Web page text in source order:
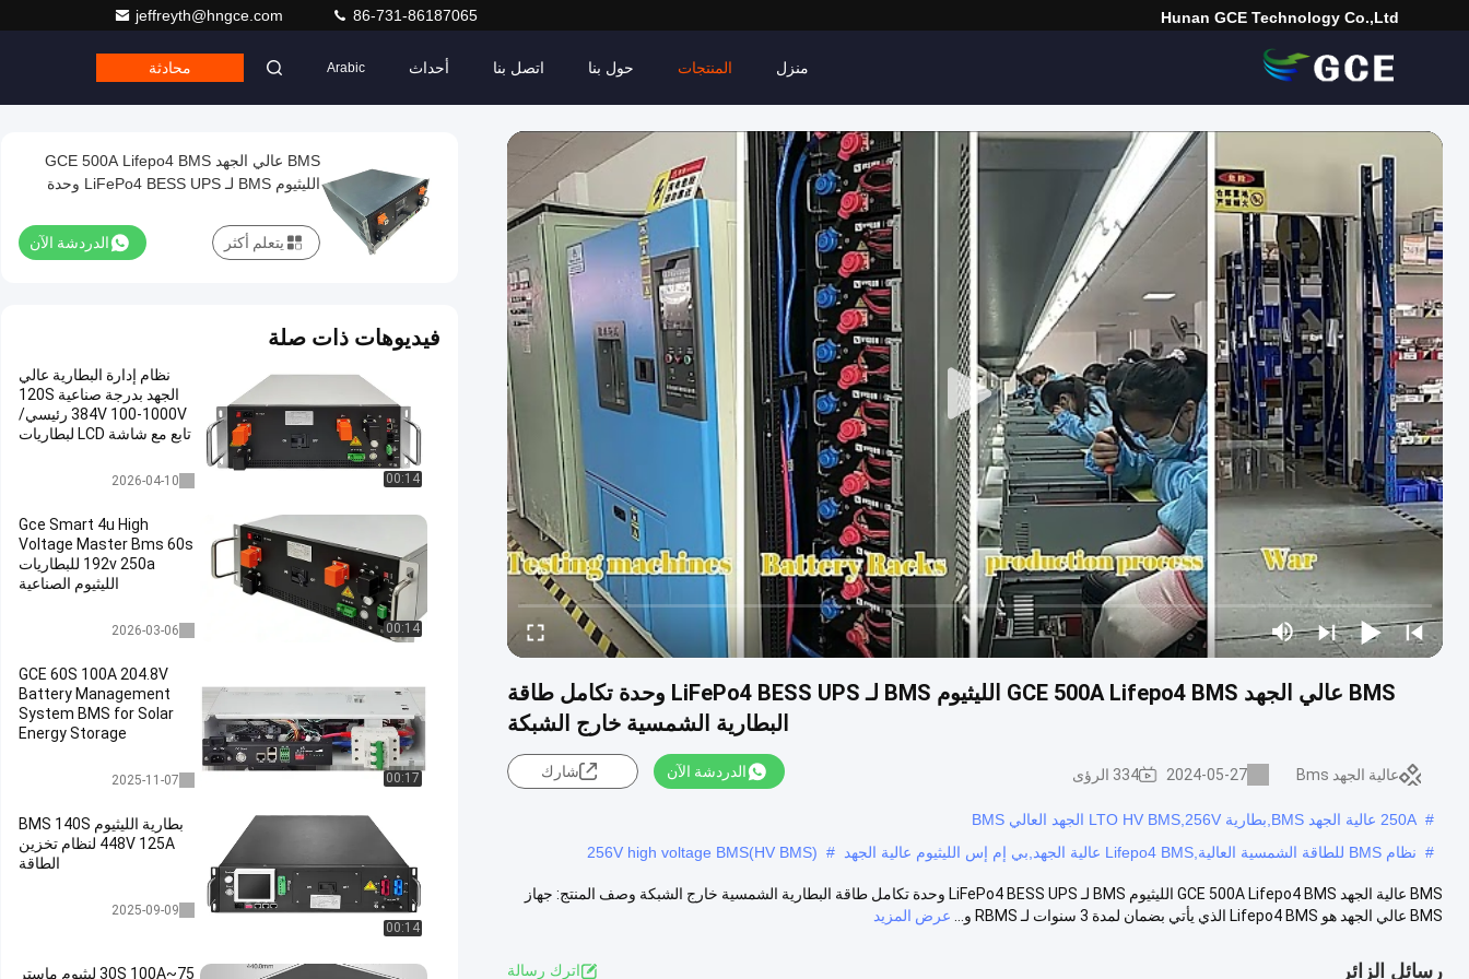
Hunan GCE Technology Co.,Ltd
jeffreyth@hngce.com 86-731-86187065
منزل المنتجات حول بنا اتصل بنا أحداث Arabic محادثة
BMS عالي الجهد GCE 500A Lifepo4 BMS الليثيوم BMS لـ LiFePo4 BESS UPS وحدة تكامل طاقة
البطارية الشمسية خارج الشبكة
عالية الجهد Bms 2024-05-27 334 الرؤى الدردشة الآن شارك
# 250A عالية الجهد BMS,بطارية LTO HV BMS,256V الجهد العالي BMS
# نظام BMS للطاقة الشمسية العالية,Lifepo4 BMS عالية الجهد,بي إم إس الليثيوم عالية الجهد #
256V high voltage BMS(HV BMS)
BMS عالية الجهد GCE 500A Lifepo4 BMS الليثيوم BMS لـ LiFePo4 BESS UPS وحدة تكامل طاقة البطارية الشمسية خارج الشبكة وصف المنتج: جهاز
BMS عالي الجهد هو Lifepo4 BMS الذي يأتي بضمان لمدة 3 سنوات لـ RBMS و...
عرض المزيد
رسائل الزائر اترك رسالة
BMS عالي الجهد GCE 500A Lifepo4 BMS
الليثيوم BMS لـ LiFePo4 BESS UPS وحدة
الدردشة الآن يتعلم أكثر
فيديوهات ذات صلة
00:14
نظام إدارة البطارية عالي
الجهد بدرجة صناعية 120S
384V 100-1000V رئيسي/
تابع مع شاشة LCD لبطاريات
2026-04-10
00:14
Gce Smart 4u High
Voltage Master Bms 60s
192v 250a للبطاريات
الليثيوم الصناعية
2026-03-06
00:17
GCE 60S 100A 204.8V
Battery Management
System BMS for Solar
Energy Storage
2025-11-07
00:14
بطارية الليثيوم BMS 140S
448V 125A لنظام تخزين
الطاقة
2025-09-09
75~30S 100A ليثيوم ماستر